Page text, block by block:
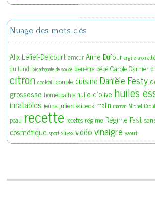
Nuage des mots clés
Alix Lefief-Delcourt amour Anne Dufour argile
du lundi bicarbonate de soude bien-être bébé Carole Garnier
citron cocktail couple cuisineDanièle Festy
grossesse homéopathie huile d'olive huiles
inratables jeûne julien kaibeck malin maman Michel
peau recette recettes régime Régime Fast
cosmétique sport stress vidéovinaigre yaourt